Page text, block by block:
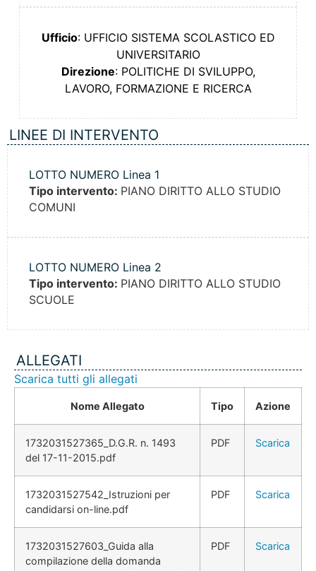
Ufficio: UFFICIO SISTEMA SCOLASTICO ED
UNIVERSITARIO
Direzione: POLITICHE DI SVILUPPO,
LAVORO, FORMAZIONE E RICERCA
LINEE DI INTERVENTO
LOTTO NUMERO Linea 1
Tipo intervento: PIANO DIRITTO ALLO STUDIO
COMUNI
LOTTO NUMERO Linea 2
Tipo intervento: PIANO DIRITTO ALLO STUDIO
SCUOLE
ALLEGATI
Scarica tutti gli allegati
Nome Allegato Tipo Azione
1732031527365_D.G.R. n. 1493
del 17-11-2015.pdf
PDF Scarica
1732031527542_Istruzioni per
candidarsi on-line.pdf
PDF Scarica
1732031527603_Guida alla
compilazione della domanda
PDF Scarica